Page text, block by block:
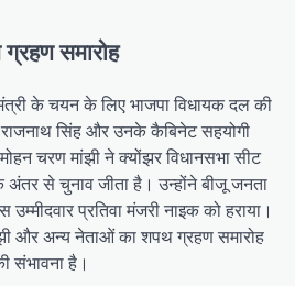
समारोह
के चयन के लिए भाजपा विधायक दल की
सिंह और उनके कैबिनेट सहयोगी
चरण मांझी ने क्योंझर विधानसभा सीट
से चुनाव जीता है। उन्होंने बीजू जनता
प्रतिवा मंजरी नाइक को हराया।
और अन्य नेताओं का शपथ ग्रहण समारोह
संभावना है।